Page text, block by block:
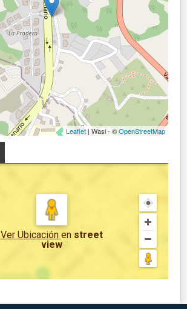
Leaflet| Wasi - ©OpenStreetMap
Ver Ubicación en street
view